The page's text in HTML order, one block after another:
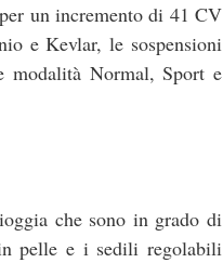
un incremento di 41 CV
e Kevlar, le sospensioni
modalità Normal, Sport e
che sono in grado di
pelle e i sedili regolabili